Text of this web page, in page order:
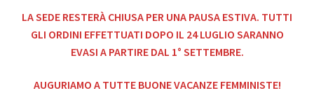
EVENTI
RASSEGNA STAMPA
LA SEDE RESTERÀ CHIUSA PER UNA PAUSA ESTIVA. TUTTI
GLI ORDINI EFFETTUATI DOPO IL 24 LUGLIO SARANNO
EVASI A PARTIRE DAL 1° SETTEMBRE.
AUGURIAMO A TUTTE BUONE VACANZE FEMMINISTE!